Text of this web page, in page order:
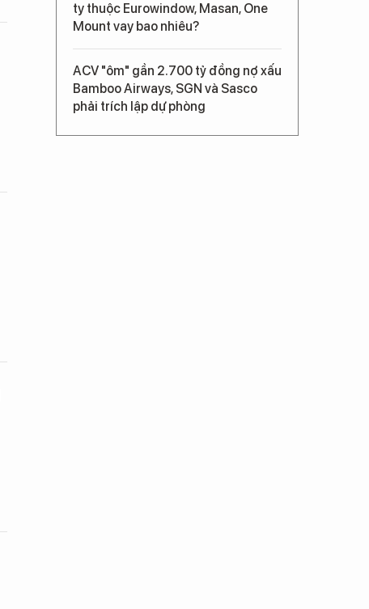
ty thuộc Eurowindow, Masan, One
Mount vay bao nhiêu?
ACV "ôm" gần 2.700 tỷ đồng nợ xấu
Bamboo Airways, SGN và Sasco
phải trích lập dự phòng